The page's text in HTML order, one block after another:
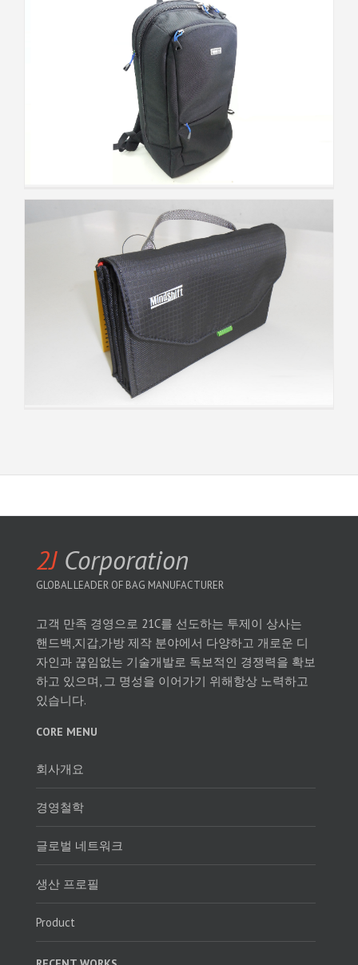
2JCorporation
GLOBAL LEADER OF BAG MANUFACTURER
고객 만족 경영으로 21C를 선도하는 투제이 상사는
핸드백,지갑,가방 제작 분야에서 다양하고 개로운 디
자인과 끊임없는 기술개발로 독보적인 경쟁력을 확보
하고 있으며, 그 명성을 이어가기 위해항상 노력하고
있습니다.
CORE MENU
회사개요
경영철학
글로벌 네트워크
생산 프로필
Product